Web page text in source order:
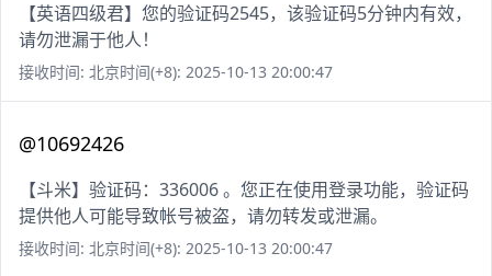
【英语四级君】您的验证码2545，该验证码5分钟内有效，
请勿泄漏于他人！
接收时间: 北京时间(+8): 2025-10-13 20:00:47
@10692426
【斗米】验证码：336006 。您正在使用登录功能，验证码
提供他人可能导致帐号被盗，请勿转发或泄漏。
接收时间: 北京时间(+8): 2025-10-13 20:00:47